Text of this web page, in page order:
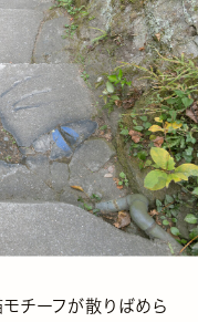
チーフが散りばめら